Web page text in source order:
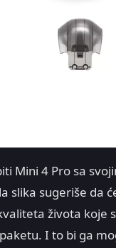
Mini 4 Pro sa
slika sugeriše da
života koje
I to bi ga